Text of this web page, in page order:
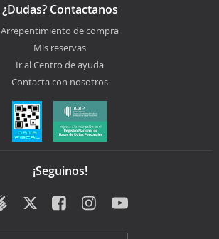
¿Dudas? Contactanos
Arrepentimiento de compra
Mis reservas
Ir al Centro de ayuda
Contacta con nosotros
¡Seguinos!